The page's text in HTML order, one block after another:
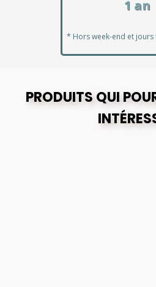
1 an
* Hors week-end et jours
PRODUITS QUI